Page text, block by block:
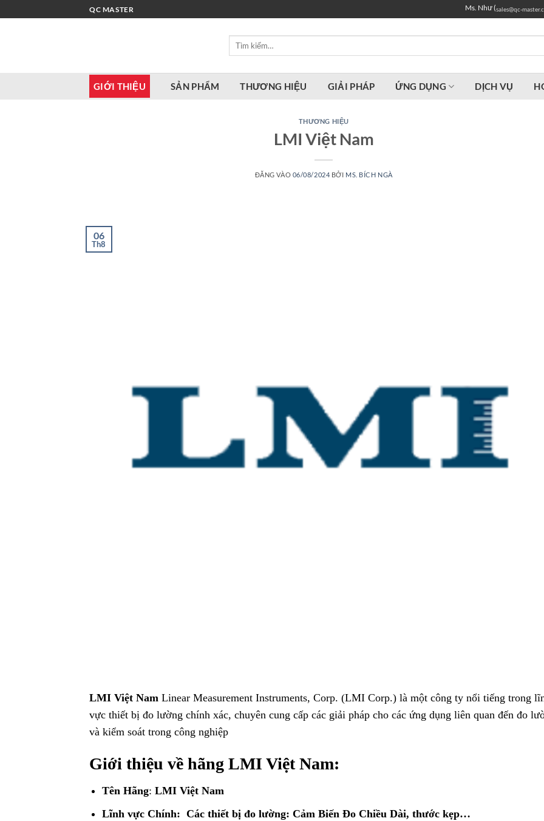
qua
QC MASTER Ms. Như (sales@qc-
Tìm
GIỚI THIỆU SẢN PHẨM THƯƠNG HIỆU GIẢI PHÁP ỨNG DỤNG DỊCH VỤ
THƯƠNG HIỆU
LMI Việt Nam
ĐĂNG VÀO 06/08/2024 BỞI MS. BÍCH NGÀ
06
Th8
LMI Việt Nam Linear Measurement Instruments, Corp. (LMI Corp.) là một công ty nổi tiếng trong
vực thiết bị đo lường chính xác, chuyên cung cấp các giải pháp cho các ứng dụng liên quan đến đo
và kiểm soát trong công nghiệp
Giới thiệu về hãng LMI Việt Nam:
Tên Hãng: LMI Việt Nam
Lĩnh vực Chính: Các thiết bị đo lường: Cảm Biến Đo Chiều Dài, thước kẹp…